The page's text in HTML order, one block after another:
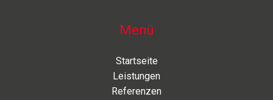
Menü
Startseite
Leistungen
Referenzen